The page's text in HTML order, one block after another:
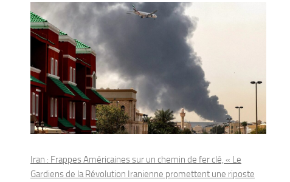
Iran : Frappes Américaines sur un chemin de fer clé, « Le
Gardiens de la Révolution Iranienne promettent une riposte